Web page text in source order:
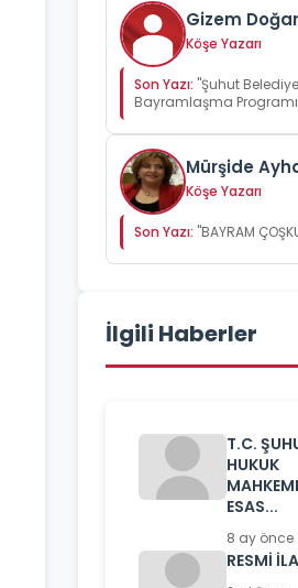
Gizem Doğar
Köşe Yazarı
Son Yazı: "Şuhut
Bayramlaşma
Mürşide
Köşe Yazarı
Son Yazı: "BAYRAM
İlgili Haberler
T.C.
HUKUK
ESAS...
8 ay önce
RESMİ